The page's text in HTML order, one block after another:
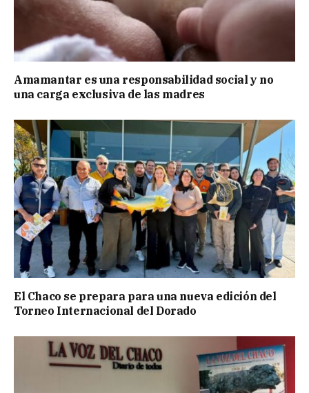
Amamantar es una responsabilidad social y no
una carga exclusiva de las madres
El Chaco se prepara para una nueva edición del
Torneo Internacional del Dorado